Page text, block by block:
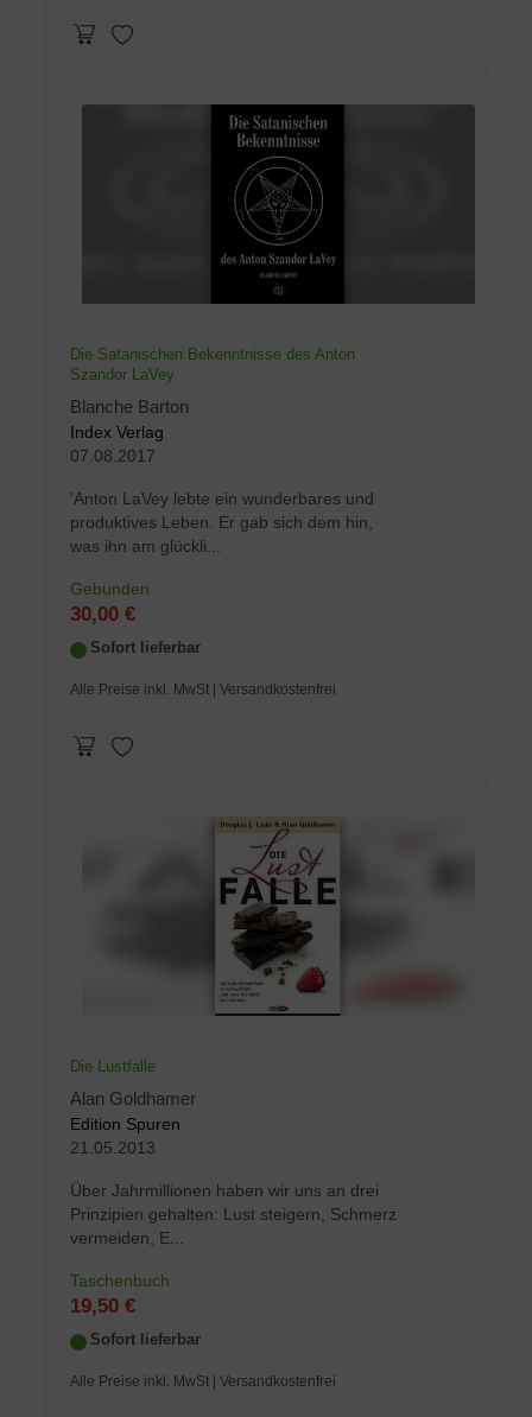
Die Satanischen Bekenntnisse des Anton
Szandor LaVey
Blanche Barton
Index Verlag
07.08.2017
'Anton LaVey lebte ein wunderbares und
produktives Leben. Er gab sich dem hin,
was ihn am glückli...
Gebunden
30,00 €
Sofort lieferbar
Alle Preise inkl. MwSt | Versandkostenfrei
Die Lustfalle
Alan Goldhamer
Edition Spuren
21.05.2013
Über Jahrmillionen haben wir uns an drei
Prinzipien gehalten: Lust steigern, Schmerz
vermeiden, E...
Taschenbuch
19,50 €
Sofort lieferbar
Alle Preise inkl. MwSt | Versandkostenfrei